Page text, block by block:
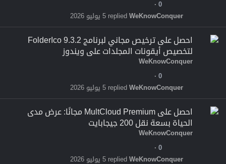
0
5 يوليو 2026
WeKnowConquer
احصل على ترخيص مجاني لبرنامج FolderIco 9.3.2
لتخصيص أيقونات المجلدات على ويندوز
WeKnowConquer
0
5 يوليو 2026
WeKnowConquer
احصل على MultCloud Premium مجانًا: عرض مدى
الحياة بسعة نقل 200 جيجابايت
WeKnowConquer
0
5 يوليو 2026
WeKnowConquer